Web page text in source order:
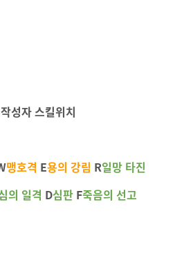
작성자 스킬위치
맹호격 E용의 강림 R일망 타진
의 일격 D심판 F죽음의 선고